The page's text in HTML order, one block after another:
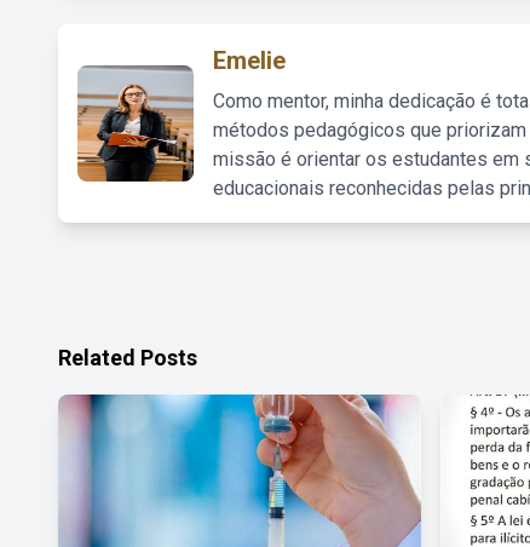
Emelie
Como mentor, minha dedicação é
métodos pedagógicos que
missão é orientar os estudantes em
educacionais reconhecidas pelas
Related Posts